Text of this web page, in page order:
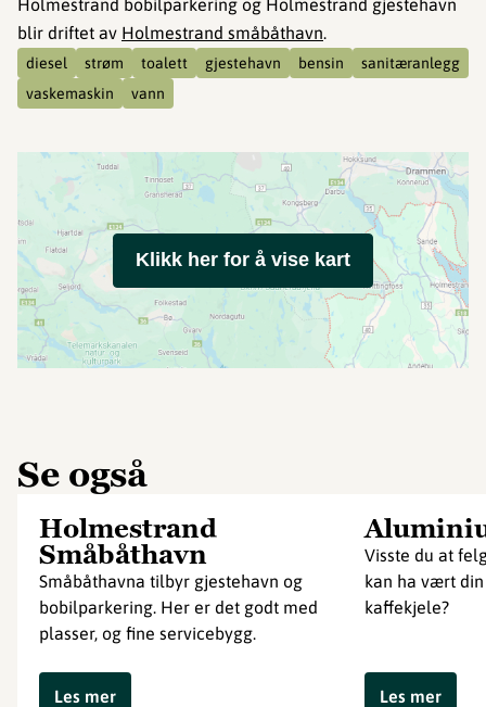
Holmestrand bobilparkering og Holmestrand gjestehavn
blir driftet av Holmestrand småbåthavn.
diesel strøm toalett gjestehavn bensin
sanitæranlegg
vaskemaskin
vann
Klikk her for å vise kart
Se også
Holmestrand
Småbåthavn
Småbåthavna tilbyr gjestehavn og
bobilparkering. Her er det godt med
plasser, og fine servicebygg.
Les mer
Visste du at
kan ha vært
kaffekjele?
Les mer